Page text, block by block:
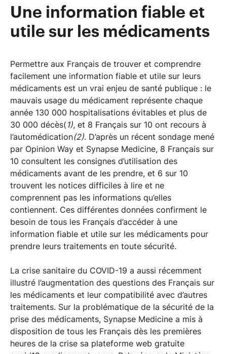
Une information fiable et
utile sur les médicaments
Permettre aux Français de trouver et comprendre
facilement une information fiable et utile sur leurs
médicaments est un vrai enjeu de santé publique : le
mauvais usage du médicament représente chaque
année 130 000 hospitalisations évitables et plus de
30 000 décès( 1), et 8 Français sur 10 ont recours à
l’automédication(2). D’après un récent sondage mené
par Opinion Way et Synapse Medicine, 8 Français sur
10 consultent les consignes d’utilisation des
médicaments avant de les prendre, et 6 sur 10
trouvent les notices difficiles à lire et ne
comprennent pas les informations qu’elles
contiennent. Ces différentes données confirment le
besoin de tous les Français d’accéder à une
information fiable et utile sur les médicaments pour
prendre leurs traitements en toute sécurité.
La crise sanitaire du COVID-19 a aussi récemment
illustré l’augmentation des questions des Français sur
les médicaments et leur compatibilité avec d’autres
traitements. Sur la problématique de la sécurité de la
prise des médicaments, Synapse Medicine a mis à
disposition de tous les Français dès les premières
heures de la crise sa plateforme web gratuite